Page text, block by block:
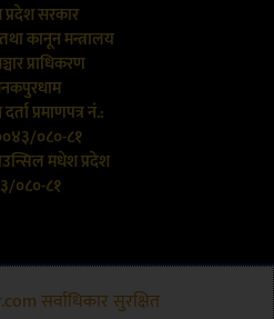
सरकार
कानून मन्त्रालय
प्राधिकरण
प्रमाणपत्र नं.:
०८०-८१
मधेश प्रदेश
०८०-८१
सर्वाधिकार सुरक्षित